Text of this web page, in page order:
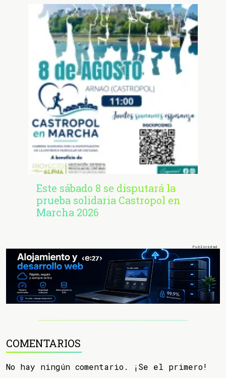
Este sábado 8 se disputará la
prueba solidaria Castropol en
Marcha 2026
COMENTARIOS
No hay ningún comentario. ¡Se el primero!